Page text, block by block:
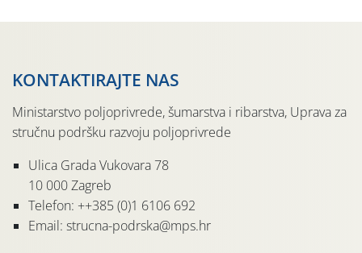
KONTAKTIRAJTE NAS
Ministarstvo poljoprivrede, šumarstva i ribarstva, Uprava za
stručnu podršku razvoju poljoprivrede
Ulica Grada Vukovara 78
10 000 Zagreb
Telefon: ++385 (0)1 6106 692
Email: strucna-podrska@mps.hr